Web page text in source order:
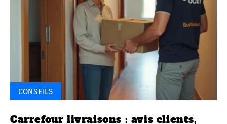
CONSEILS
Carrefour livraisons : avis clients,